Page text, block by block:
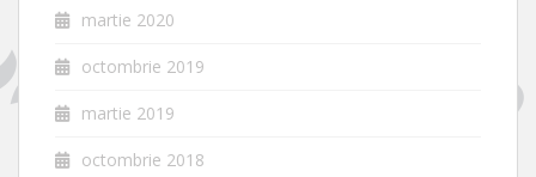
martie 2020
octombrie 2019
martie 2019
octombrie 2018